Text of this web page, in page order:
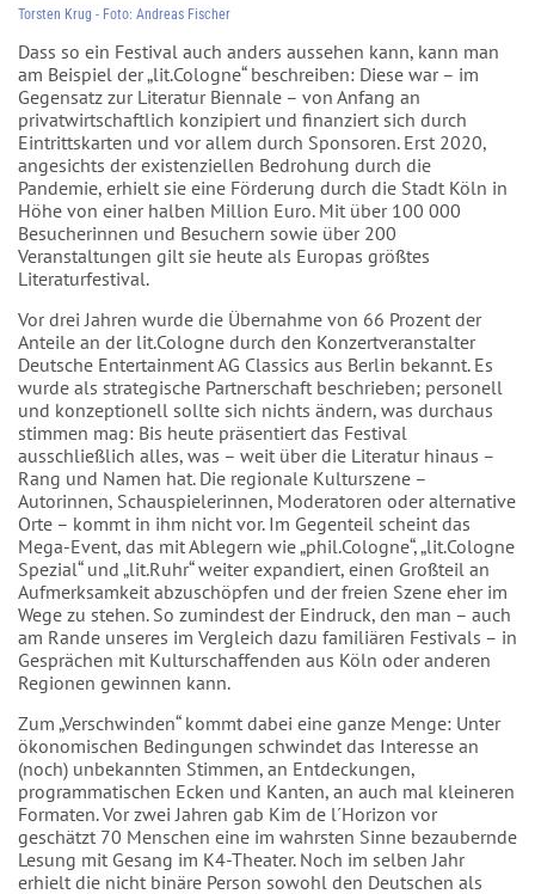
Torsten Krug - Foto: Andreas Fischer
Dass so ein Festival auch anders aussehen kann, kann man
am Beispiel der „lit.Cologne“ beschreiben: Diese war – im
Gegensatz zur Literatur Biennale – von Anfang an
privatwirtschaftlich konzipiert und finanziert sich durch
Eintrittskarten und vor allem durch Sponsoren. Erst 2020,
angesichts der existenziellen Bedrohung durch die
Pandemie, erhielt sie eine Förderung durch die Stadt Köln in
Höhe von einer halben Million Euro. Mit über 100 000
Besucherinnen und Besuchern sowie über 200
Veranstaltungen gilt sie heute als Europas größtes
Literaturfestival.
Vor drei Jahren wurde die Übernahme von 66 Prozent der
Anteile an der lit.Cologne durch den Konzertveranstalter
Deutsche Entertainment AG Classics aus Berlin bekannt. Es
wurde als strategische Partnerschaft beschrieben; personell
und konzeptionell sollte sich nichts ändern, was durchaus
stimmen mag: Bis heute präsentiert das Festival
ausschließlich alles, was – weit über die Literatur hinaus –
Rang und Namen hat. Die regionale Kulturszene –
Autorinnen, Schauspielerinnen, Moderatoren oder alternative
Orte – kommt in ihm nicht vor. Im Gegenteil scheint das
Mega-Event, das mit Ablegern wie „phil.Cologne“, „lit.Cologne
Spezial“ und „lit.Ruhr“ weiter expandiert, einen Großteil an
Aufmerksamkeit abzuschöpfen und der freien Szene eher im
Wege zu stehen. So zumindest der Eindruck, den man – auch
am Rande unseres im Vergleich dazu familiären Festivals – in
Gesprächen mit Kulturschaffenden aus Köln oder anderen
Regionen gewinnen kann.
Zum „Verschwinden“ kommt dabei eine ganze Menge: Unter
ökonomischen Bedingungen schwindet das Interesse an
(noch) unbekannten Stimmen, an Entdeckungen,
programmatischen Ecken und Kanten, an auch mal kleineren
Formaten. Vor zwei Jahren gab Kim de l´Horizon vor
geschätzt 70 Menschen eine im wahrsten Sinne bezaubernde
Lesung mit Gesang im K4-Theater. Noch im selben Jahr
erhielt die nicht binäre Person sowohl den Deutschen als